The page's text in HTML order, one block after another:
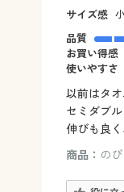
サイズ感
品質
お買い得感
使いやすさ
以前はタ
セミダブ
伸びも良
商品： の